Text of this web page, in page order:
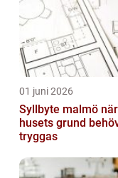
01 juni 2026
Syllbyte malmö när
husets grund
tryggas